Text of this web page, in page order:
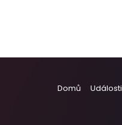
Domů Události